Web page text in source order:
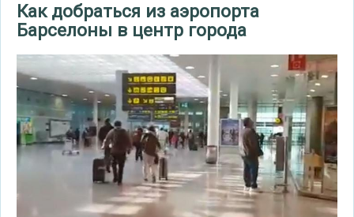
Как добраться из аэропорта
Барселоны в центр города